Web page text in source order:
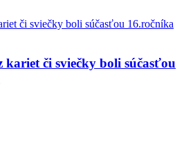
kariet či sviečky boli súčasťou